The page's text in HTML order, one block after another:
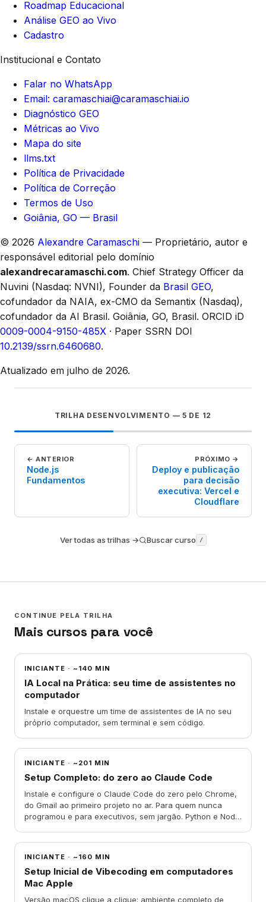
Roadmap Educacional
Análise GEO ao Vivo
Cadastro
Institucional e Contato
Falar no WhatsApp
Email: caramaschiai@caramaschiai.io
Diagnóstico GEO
Métricas ao Vivo
Mapa do site
llms.txt
Política de Privacidade
Política de Correção
Termos de Uso
Goiânia, GO — Brasil
© 2026 Alexandre Caramaschi — Proprietário, autor e
responsável editorial pelo domínio
alexandrecaramaschi.com. Chief Strategy Officer da
Nuvini (Nasdaq: NVNI), Founder da Brasil GEO,
cofundador da NAIA, ex-CMO da Semantix (Nasdaq),
cofundador da AI Brasil. Goiânia, GO, Brasil. ORCID iD
0009-0004-9150-485X · Paper SSRN DOI
10.2139/ssrn.6460680.
Atualizado em julho de 2026.
TRILHA DESENVOLVIMENTO — 5 DE 12
← ANTERIOR
Node.js
Fundamentos
PRÓXIMO →
Deploy e publicação
para decisão
executiva: Vercel e
Cloudflare
Ver todas as trilhas → Buscar curso /
CONTINUE PELA TRILHA
Mais cursos para você
INICIANTE · ~140 MIN
IA Local na Prática: seu time de assistentes no
computador
Instale e orquestre um time de assistentes de IA no seu
próprio computador, sem terminal e sem código.
INICIANTE · ~201 MIN
Setup Completo: do zero ao Claude Code
Instale e configure o Claude Code do zero pelo Chrome,
do Gmail ao primeiro projeto no ar. Para quem nunca
programou e para executivos, sem jargão. Python e Node
INICIANTE · ~160 MIN
Setup Inicial de Vibecoding em computadores
Mac Apple
Versão macOS clique a clique: ambiente completo de